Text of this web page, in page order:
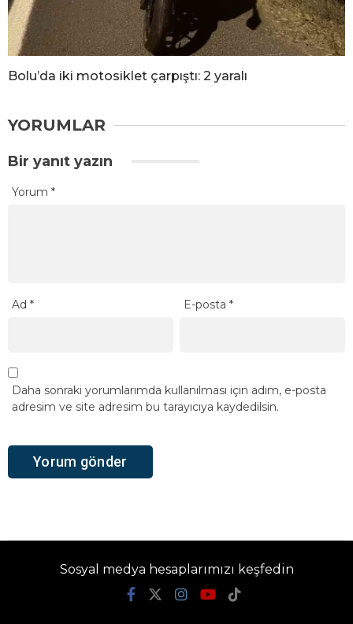
Bolu’da iki motosiklet çarpıştı: 2 yaralı
YORUMLAR
Bir yanıt yazın
Yorum *
Ad * E-posta*
Daha sonraki yorumlarımda kullanılması için adım, e-posta
adresim ve site adresim bu tarayıcıya kaydedilsin.
Sosyal medya hesaplarımızı keşfedin